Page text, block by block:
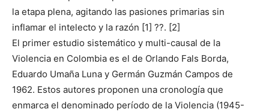
la etapa plena, agitando las pasiones primarias sin
inflamar el intelecto y la razón [1] ??. [2]
El primer estudio sistemático y multi-causal de la
Violencia en Colombia es el de Orlando Fals Borda,
Eduardo Umaña Luna y Germán Guzmán Campos de
1962. Estos autores proponen una cronología que
enmarca el denominado período de la Violencia (1945-